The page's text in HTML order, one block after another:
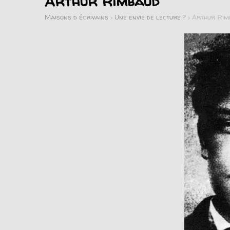
Maisons d écrivains > Une envie de lecture ? > Arthur